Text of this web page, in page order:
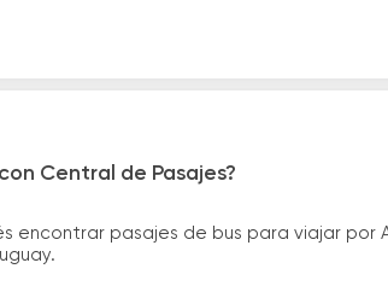
Central de Pasajes?
encontrar pasajes de bus para viajar por